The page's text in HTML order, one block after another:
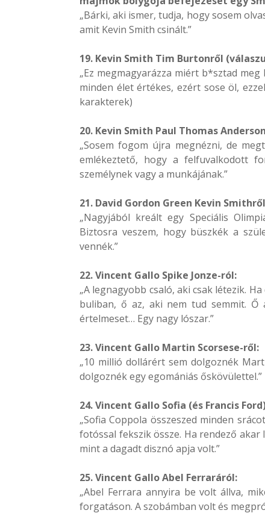
„Bárki, aki ismer, tudja, hogy sosem
amit Kevin Smith csinált.”
19. Kevin Smith Tim Burtonről
„Ez megmagyarázza miért b*sztad
minden élet értékes, ezért sose öl,
karakterek)
20. Kevin Smith Paul Thomas
„Sosem fogom újra megnézni, de
emlékeztető, hogy a felfuvalkodott
személynek vagy a munkájának.”
21. David Gordon Green Kevin
„Nagyjából kreált egy Speciális
Biztosra veszem, hogy büszkék a
vennék.”
22. Vincent Gallo Spike Jonze-ról:
„A legnagyobb csaló, aki csak létezik.
buliban, ő az, aki nem tud semmit. Ő
értelmeset… Egy nagy lószar.”
23. Vincent Gallo Martin Scorsese-ről:
„10 millió dollárért sem dolgoznék
dolgoznék egy egomániás őskövülettel.”
24. Vincent Gallo Sofia (és Francis
„Sofia Coppola összeszed minden
fotóssal fekszik össze. Ha rendező
mint a dagadt disznó apja volt.”
25. Vincent Gallo Abel Ferraráról:
„Abel Ferrara annyira be volt állva,
forgatáson. A szobámban volt és